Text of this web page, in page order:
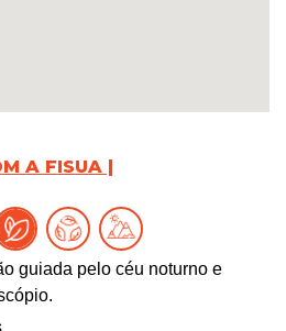
A FISUA |
guiada pelo céu noturno e